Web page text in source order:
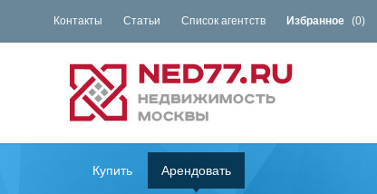
Контакты Статьи Список агентств Избранное (0)
Купить Арендовать